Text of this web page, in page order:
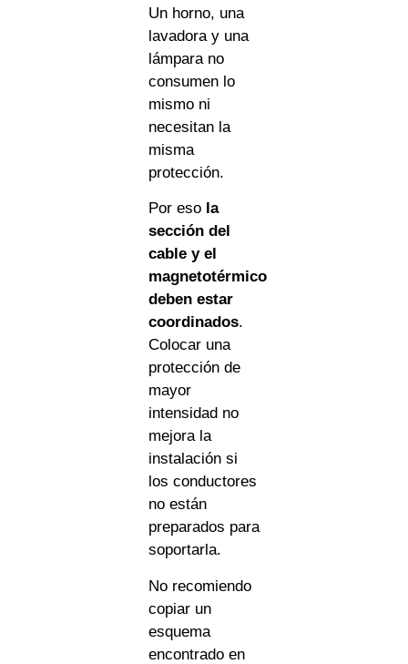
Un horno, una
lavadora y una
lámpara no
consumen lo
mismo ni
necesitan la
misma
protección.
Por eso la
sección del
cable y el
magnetotérmico
deben estar
coordinados.
Colocar una
protección de
mayor
intensidad no
mejora la
instalación si
los conductores
no están
preparados para
soportarla.
No recomiendo
copiar un
esquema
encontrado en